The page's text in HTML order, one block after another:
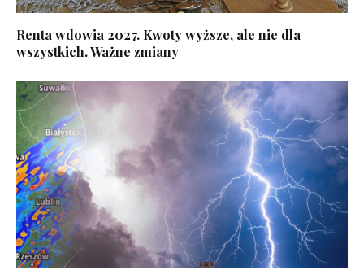
Renta wdowia 2027. Kwoty wyższe, ale nie dla
wszystkich. Ważne zmiany